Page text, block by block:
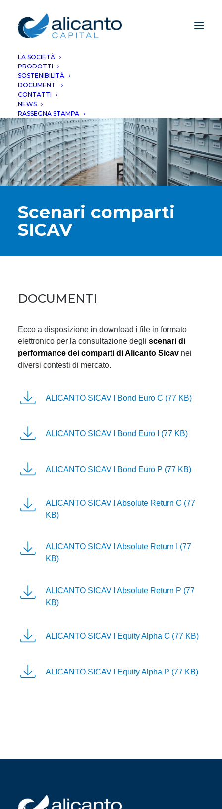
LA SOCIETÀ
PRODOTTI
SOSTENIBILITÀ
DOCUMENTI
CONTATTI
NEWS
RASSEGNA STAMPA
Scenari comparti
SICAV
DOCUMENTI
Ecco a disposizione in download i file in formato
elettronico per la consultazione degli scenari di
performance dei comparti di Alicanto Sicav nei
diversi contesti di mercato.
ALICANTO SICAV I Bond Euro C (77 KB)
ALICANTO SICAV I Bond Euro I (77 KB)
ALICANTO SICAV I Bond Euro P (77 KB)
ALICANTO SICAV I Absolute Return C (77
KB)
ALICANTO SICAV I Absolute Return I (77
KB)
ALICANTO SICAV I Absolute Return P (77
KB)
ALICANTO SICAV I Equity Alpha C (77 KB)
ALICANTO SICAV I Equity Alpha P (77 KB)